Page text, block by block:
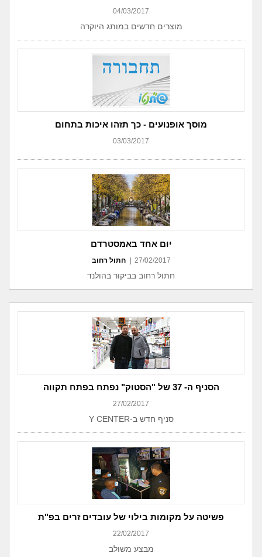
04/03/2017
מוצרים חדשים במותג היוקרה
מוסך אופנועים - כך תזהו איכות בתחום
03/03/2017
יום אחד באמסטרדם
27/02/2017 חתול רחוב
חתול רחוב בביקור בהולנד
הסניף ה- 37 של "הסטוק" נפתח בפתח תקווה
27/02/2017
סניף חדש ב-Y CENTER
פשיטה על מקומות בילוי של עובדים זרים בפ"ת
22/02/2017
מבצע משולב